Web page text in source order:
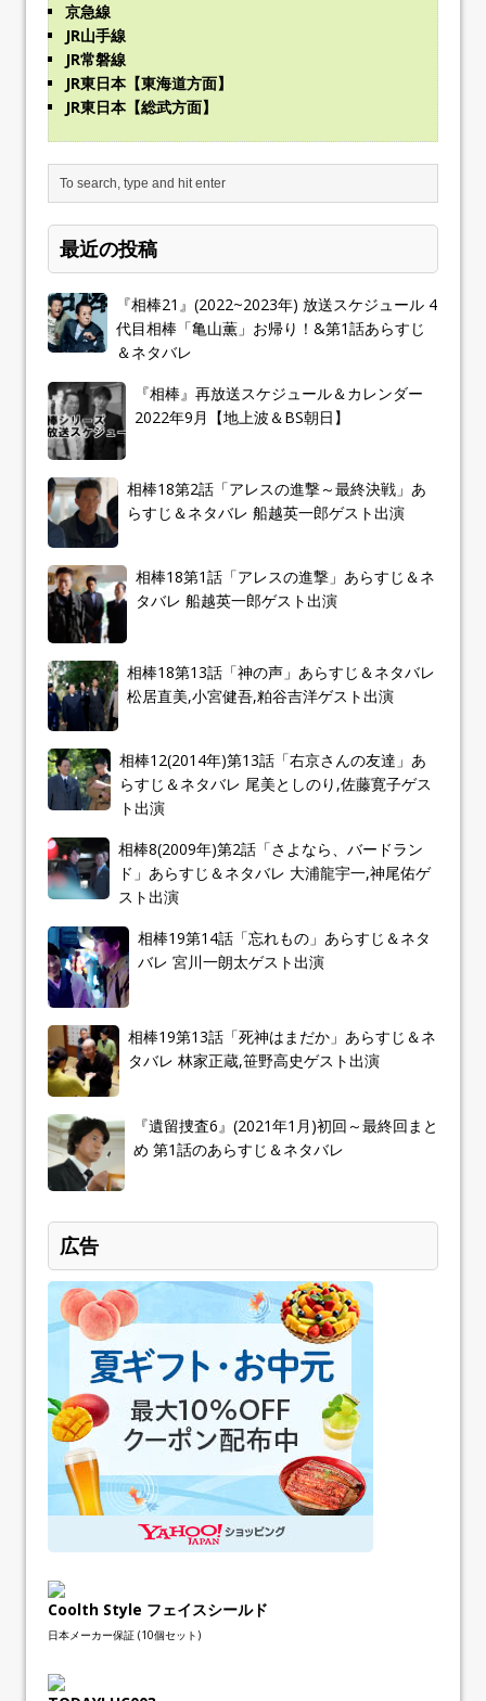
京急線
JR山手線
JR常磐線
JR東日本【東海道方面】
JR東日本【総武方面】
最近の投稿
『相棒21』(2022~2023年) 放送スケジュール 4
代目相棒「亀山薫」お帰り！&第1話あらすじ
＆ネタバレ
『相棒』再放送スケジュール＆カレンダー
2022年9月【地上波＆BS朝日】
相棒18第2話「アレスの進撃～最終決戦」あ
らすじ＆ネタバレ 船越英一郎ゲスト出演
相棒18第1話「アレスの進撃」あらすじ＆ネ
タバレ 船越英一郎ゲスト出演
相棒18第13話「神の声」あらすじ＆ネタバレ
松居直美,小宮健吾,粕谷吉洋ゲスト出演
相棒12(2014年)第13話「右京さんの友達」あ
らすじ＆ネタバレ 尾美としのり,佐藤寛子ゲス
ト出演
相棒8(2009年)第2話「さよなら、バードラン
ド」あらすじ＆ネタバレ 大浦龍宇一,神尾佑ゲ
スト出演
相棒19第14話「忘れもの」あらすじ＆ネタ
バレ 宮川一朗太ゲスト出演
相棒19第13話「死神はまだか」あらすじ＆ネ
タバレ 林家正蔵,笹野高史ゲスト出演
『遺留捜査6』(2021年1月)初回～最終回まと
め 第1話のあらすじ＆ネタバレ
広告
Coolth Style フェイスシールド
日本メーカー保証 (10個セット)